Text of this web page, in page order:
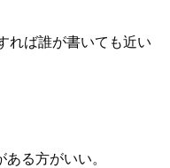
ば誰が書いても近い
る方がいい。